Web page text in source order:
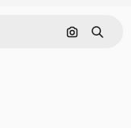
画像で検索
検索